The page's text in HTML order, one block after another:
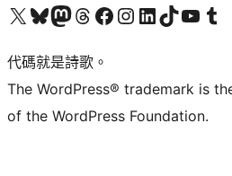
Visit our X (formerly Twitter) account
Visit our Bluesky account
Visit our Mastodon account
Visit our Threads account
訪問我們的 Facebook 專頁Visit our Instagram account
Visit our LinkedIn account
Visit our TikTok account
Visit our YouTube
Visit
代碼就是詩歌。
The WordPress® trademark is
of the WordPress Foundation.